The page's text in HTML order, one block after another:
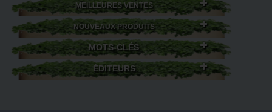
MEILLEURES VENTES
NOUVEAUX PRODUITS
MOTS-CLÉS
ÉDITEURS